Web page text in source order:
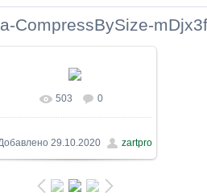
CompressBySize-
В реальном размере
1600x1200 / 792.6Kb
503 0
29.10.2020 zartpro